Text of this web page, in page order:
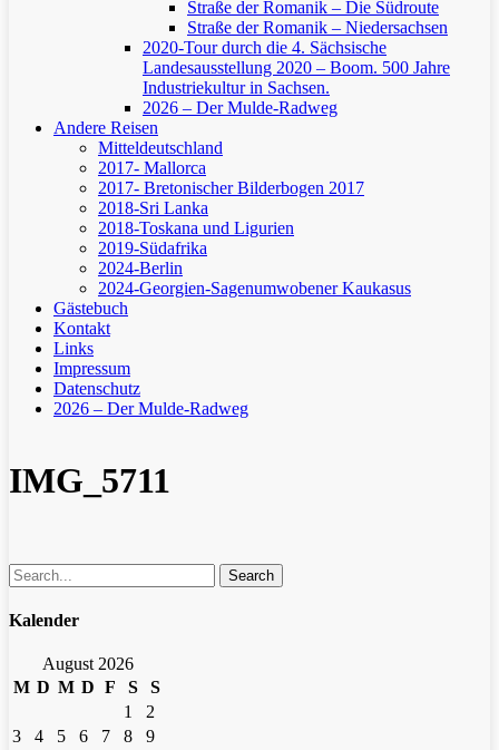
Straße der Romanik – Die Südroute
Straße der Romanik – Niedersachsen
2020-Tour durch die 4. Sächsische
Landesausstellung 2020 – Boom. 500 Jahre
Industriekultur in Sachsen.
2026 – Der Mulde-Radweg
Andere Reisen
Mitteldeutschland
2017- Mallorca
2017- Bretonischer Bilderbogen 2017
2018-Sri Lanka
2018-Toskana und Ligurien
2019-Südafrika
2024-Berlin
2024-Georgien-Sagenumwobener Kaukasus
Gästebuch
Kontakt
Links
Impressum
Datenschutz
2026 – Der Mulde-Radweg
IMG_5711
Search
Kalender
August 2026
M D M D F S
S
1
2
3
4 5 6 7 8
9